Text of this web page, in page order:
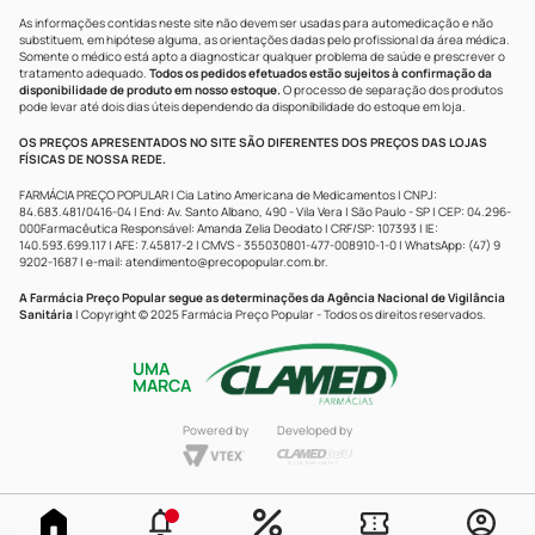
As informações contidas neste site não devem ser usadas para automedicação e não
substituem, em hipótese alguma, as orientações dadas pelo profissional da área médica.
Somente o médico está apto a diagnosticar qualquer problema de saúde e prescrever o
tratamento adequado. Todos os pedidos efetuados estão sujeitos à confirmação da
disponibilidade de produto em nosso estoque.O processo de separação dos produtos
pode levar até dois dias úteis dependendo da disponibilidade do estoque em loja.
OS PREÇOS APRESENTADOS NO SITE SÃO DIFERENTES DOS PREÇOS DAS LOJAS
FÍSICAS DE NOSSA REDE.
FARMÁCIA PREÇO POPULAR | Cia Latino Americana de Medicamentos | CNPJ:
84.683.481/0416-04 | End: Av. Santo Albano, 490 - Vila Vera | São Paulo - SP | CEP: 04.296-
000Farmacêutica Responsável: Amanda Zelia Deodato | CRF/SP: 107393 | IE:
140.593.699.117 | AFE: 7.45817-2 | CMVS - 355030801-477-008910-1-0 | WhatsApp: (47) 9
9202-1687 | e-mail: atendimento@precopopular.com.br.
A Farmácia Preço Popular segue as determinações da Agência Nacional de Vigilância
Sanitária | Copyright © 2025 Farmácia Preço Popular - Todos os direitos reservados.
UMA
MARCA
Powered by Developed by